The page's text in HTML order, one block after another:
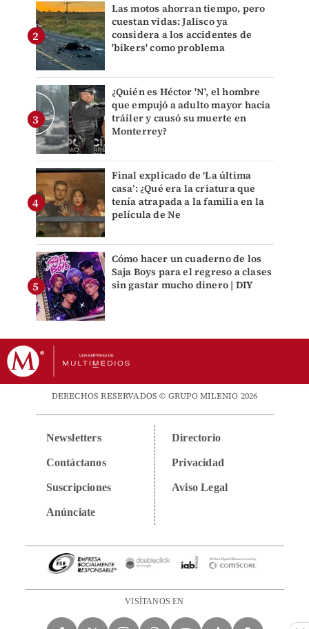
Las motos ahorran tiempo, pero
cuestan vidas: Jalisco ya
considera a los accidentes de
'bikers' como problema
¿Quién es Héctor 'N', el hombre
que empujó a adulto mayor hacia
tráiler y causó su muerte en
Monterrey?
Final explicado de ‘La última
casa’: ¿Qué era la criatura que
tenía atrapada a la familia en la
película de Ne
Cómo hacer un cuaderno de los
Saja Boys para el regreso a clases
sin gastar mucho dinero | DIY
DERECHOS RESERVADOS © GRUPO MILENIO 2026
Newsletters
Contáctanos
Suscripciones
Anúnciate
Directorio
Privacidad
Aviso Legal
VISÍTANOS EN